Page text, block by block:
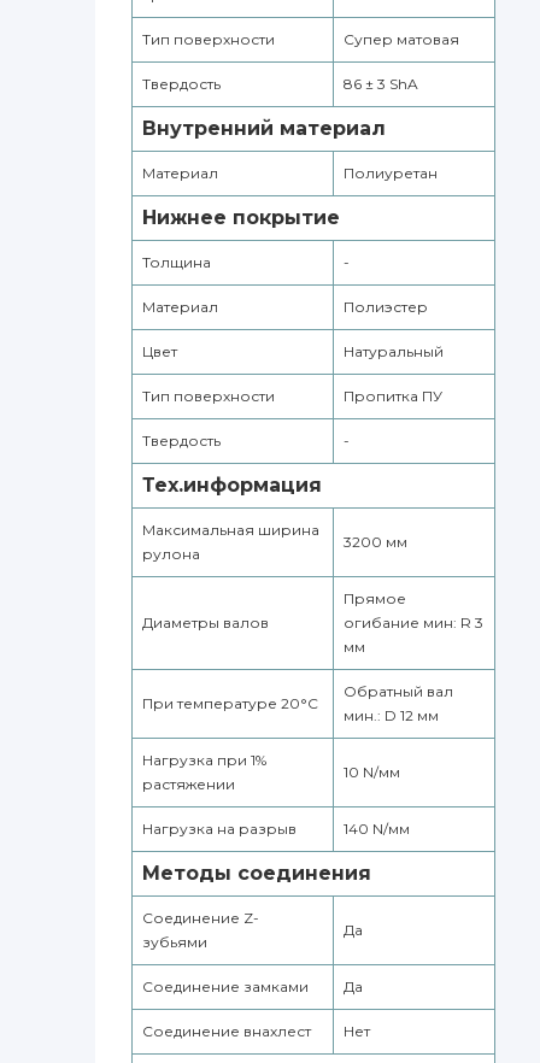
Тип поверхности Cупер матовая
Твердость 86 ± 3 ShA
Внутренний материал
Материал Полиуретан
Нижнее покрытие
Толщина -
Материал Полиэстер
Цвет Натуральный
Тип поверхности Пропитка ПУ
Твердость -
Тех.информация
Максимальная ширина
рулона
3200 мм
Диаметры валов
Прямое
огибание мин: R 3
мм
При температуре 20°С
Обратный вал
мин.: D 12 мм
Нагрузка при 1%
растяжении
10 N/мм
Нагрузка на разрыв 140 N/мм
Методы соединения
Соединение Z-
зубьями
Да
Соединение замками Да
Соединение внахлест Нет